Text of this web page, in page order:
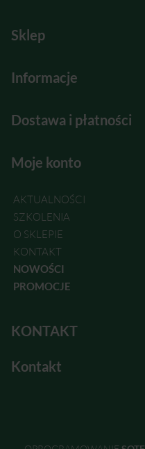
Sklep
Informacje
Dostawa i płatności
Moje konto
AKTUALNOŚCI
SZKOLENIA
O SKLEPIE
KONTAKT
NOWOŚCI
PROMOCJE
KONTAKT
Kontakt